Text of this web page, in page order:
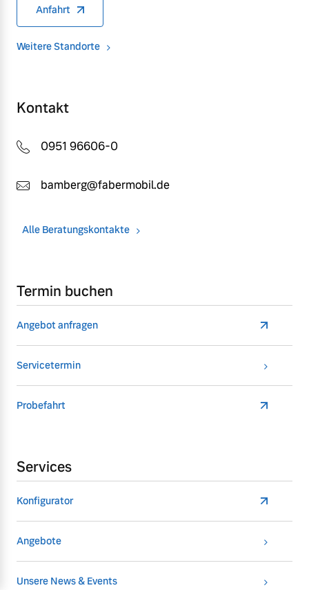
Anfahrt
Weitere Standorte
Kontakt
0951 96606-0
bamberg@fabermobil.de
Alle Beratungskontakte
Termin buchen
Angebot anfragen
Servicetermin
Probefahrt
Services
Konfigurator
Angebote
Unsere News & Events